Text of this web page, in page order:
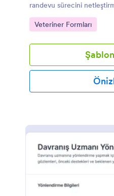
randevu sürecini
tek kanalda istemesine
Go to Category:
Veteriner Formları